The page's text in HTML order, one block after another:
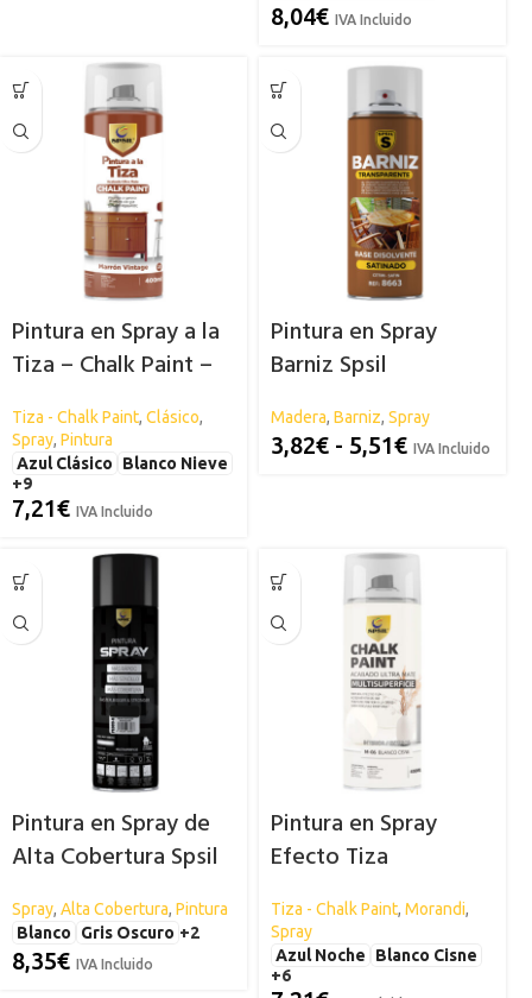
8,04€ IVA Incluido
Pintura en Spray a la
Tiza – Chalk Paint –
Tiza - Chalk Paint, Clásico,
Spray, Pintura
Azul Clásico
Blanco Nieve
+9
7,21€ IVA Incluido
Pintura en Spray
Barniz Spsil
Madera, Barniz, Spray
3,82€ - 5,51€ IVA Incluido
Pintura en Spray de
Alta Cobertura Spsil
– 600ml
Spray, Alta Cobertura, Pintura
Blanco
Gris Oscuro +2
8,35€ IVA Incluido
Pintura en Spray
Efecto Tiza
«Morandi» – Chalk
Paint – Acabado
Ultramate
Tiza - Chalk Paint, Morandi,
Spray
Azul Noche
Blanco Cisne
+6